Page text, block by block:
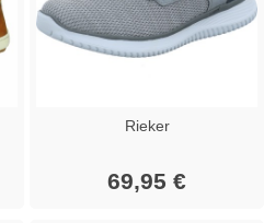
Rieker
69,95 €